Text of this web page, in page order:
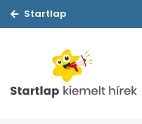
Startlap